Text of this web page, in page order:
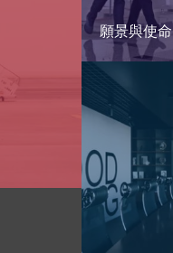
願景與使命